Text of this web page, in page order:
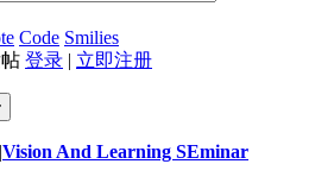
Code Smilies
登录 | 立即注册
|Vision And Learning SEminar